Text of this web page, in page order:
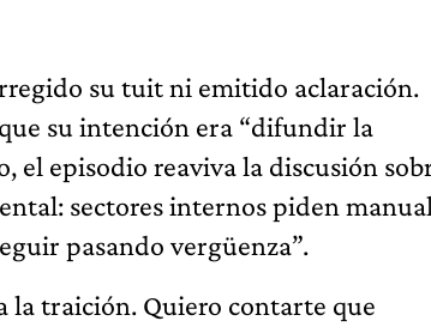
su tuit ni emitido aclaración.
su intención era “difundir la
el episodio reaviva la discusión
sectores internos piden
pasando vergüenza”.
la traición. Quiero contarte que